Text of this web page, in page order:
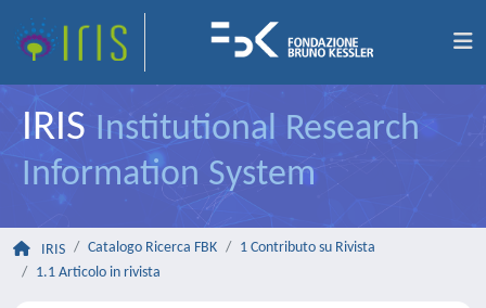
IRIS Institutional Research
Information System
IRIS Catalogo Ricerca FBK
1 Contributo su Rivista
1.1 Articolo in rivista